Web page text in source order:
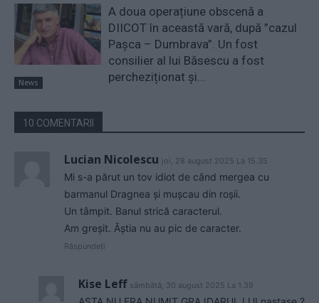
News
A doua operațiune obscenă a
DIICOT în această vară, după ”cazul
Pașca – Dumbrava”. Un fost
consilier al lui Băsescu a fost
percheziționat și...
10 COMENTARII
Lucian Nicolescu joi, 28 august 2025 La 15.35
Mi s-a părut un tov idiot de când mergea cu
barmanul Dragnea și mușcau din roșii.
Un tâmpit. Banul strică caracterul.
Am greșit. Ăștia nu au pic de caracter.
Răspundeți
Kise Leff sâmbătă, 30 august 2025 La 1.39